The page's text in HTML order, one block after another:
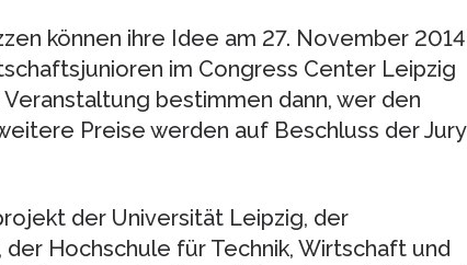
können ihre Idee am 27. November 2014
im Congress Center Leipzig
bestimmen dann, wer den
Preise werden auf Beschluss der Jury
der Universität Leipzig, der
Hochschule für Technik, Wirtschaft und